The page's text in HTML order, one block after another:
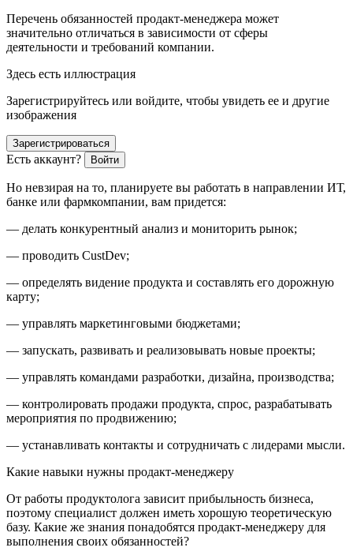
Перечень обязанностей продакт-менеджера может
значительно отличаться в зависимости от сферы
деятельности и требований компании.
Здесь есть иллюстрация
Зарегистрируйтесь или войдите, чтобы увидеть ее и другие
изображения
Зарегистрироваться
Есть аккаунт? Войти
Но невзирая на то, планируете вы работать в направлении ИТ,
банке или фармкомпании, вам придется:
— делать конкурентный анализ и мониторить рынок;
— проводить CustDev;
— определять видение продукта и составлять его дорожную
карту;
— управлять маркетинговыми бюджетами;
— запускать, развивать и реализовывать новые проекты;
— управлять командами разработки, дизайна, производства;
— контролировать продажи продукта, спрос, разрабатывать
мероприятия по продвижению;
— устанавливать контакты и сотрудничать с лидерами мысли.
Какие навыки нужны продакт-менеджеру
От работы продуктолога зависит прибыльность бизнеса,
поэтому специалист должен иметь хорошую теоретическую
базу. Какие же знания понадобятся продакт-менеджеру для
выполнения своих обязанностей?